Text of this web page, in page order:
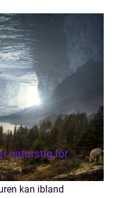
naturstig för
kan ibland